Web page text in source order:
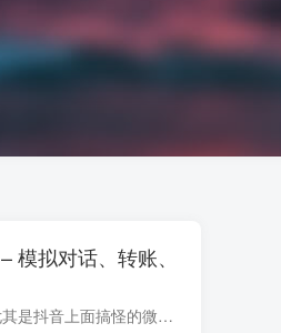
模拟对话、转账、
时常刷到一些沙雕段子，尤其是抖音上面搞怪的微信聊天记录。 点赞率还挺高的，不过还是很好奇上哪找好朋友陪你演戏的๑乛◡乛๑。就算你有两个手机，两个小号来互相发消息还是很麻烦的，所以我...